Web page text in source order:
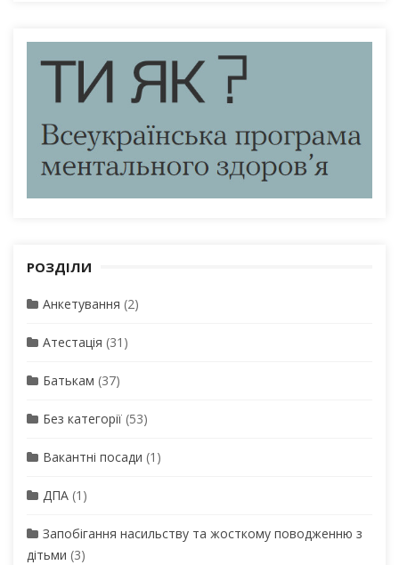
РОЗДІЛИ
Анкетування (2)
Атестація (31)
Батькам (37)
Без категорії (53)
Вакантні посади (1)
ДПА (1)
Запобігання насильству та жосткому поводженню з
дітьми (3)